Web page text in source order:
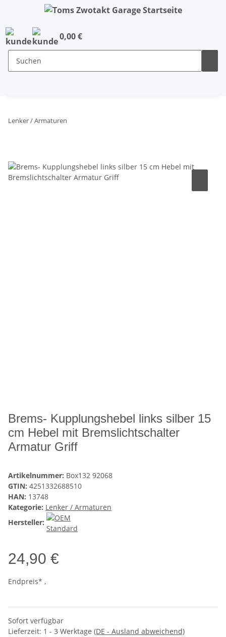
0,00 €
Lenker / Armaturen
Brems- Kupplungshebel links silber 15
cm Hebel mit Bremslichtschalter
Armatur Griff
Artikelnummer: Box132 92068
GTIN: 4251332688510
HAN: 13748
Kategorie: Lenker / Armaturen
Hersteller:
24,90 €
Endpreis* ,
Sofort verfügbar
Lieferzeit: 1 - 3 Werktage (DE - Ausland abweichend)